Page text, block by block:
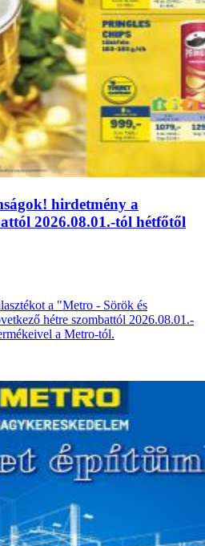
hirdetmény a
2026.08.01.-tól hétfőtől
a "Metro - Sörök és
hétre szombattól 2026.08.01.-
a Metro-tól.